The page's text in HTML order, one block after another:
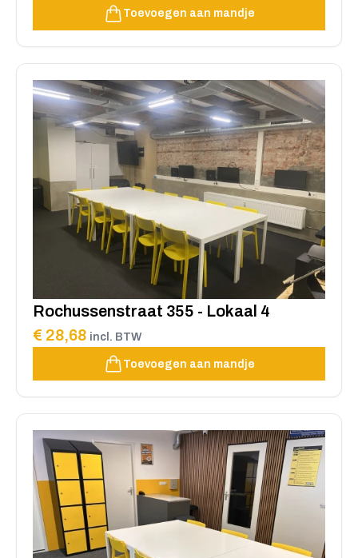
Toevoegen aan mandje
Rochussenstraat 355 - Lokaal 4
€ 28,68 incl. BTW
Toevoegen aan mandje